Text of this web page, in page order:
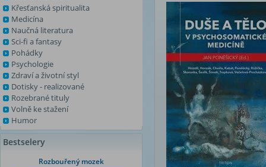
Křesťanská spiritualita
Medicína
Naučná literatura
Sci-fi a fantasy
Pohádky
Psychologie
Zdraví a životní styl
Dotisky - realizované
Rozebrané tituly
Volně ke stažení
Humor
Bestselery
Rozbouřený mozek